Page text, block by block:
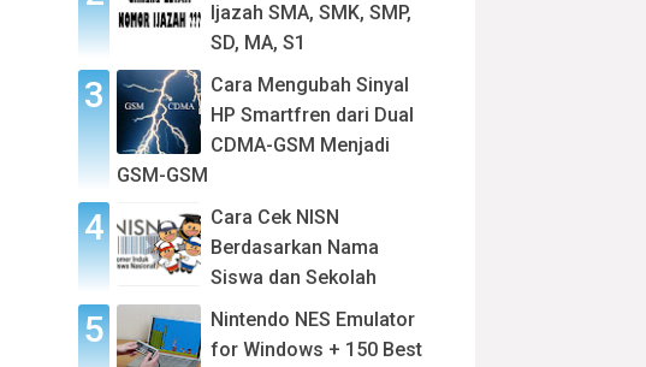
Ijazah SMA, SMK, SMP,
SD, MA, S1
Cara Mengubah Sinyal
HP Smartfren dari Dual
CDMA-GSM Menjadi
GSM-GSM
Cara Cek NISN
Berdasarkan Nama
Siswa dan Sekolah
Nintendo NES Emulator
for Windows + 150 Best